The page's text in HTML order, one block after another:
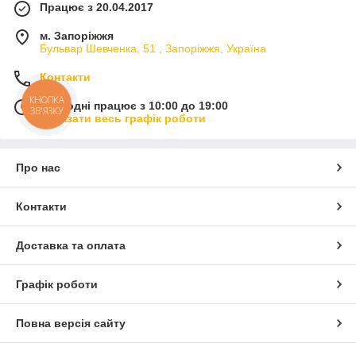
Працює з 20.04.2017
м. Запоріжжя
Бульвар Шевченка, 51 , Запоріжжя, Україна
Контакти
Сьогодні працює з 10:00 до 19:00
Показати весь графік роботи
Про нас
Контакти
Доставка та оплата
Графік роботи
Повна версія сайту
КНОПКА
ЗВ'ЯЗКУ